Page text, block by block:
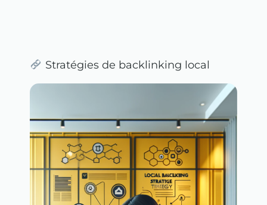
Stratégies de backlinking local